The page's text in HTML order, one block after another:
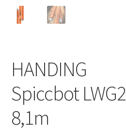
HANDING
Spiccbot LWG2
8,1m